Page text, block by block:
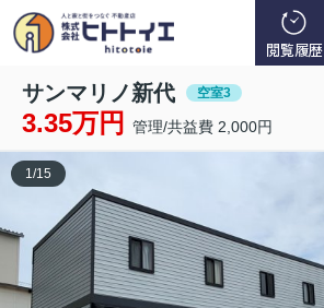
閲覧履歴
サンマリノ新代 空室3
3.35万円 管理/共益費 2,000円
1 /15